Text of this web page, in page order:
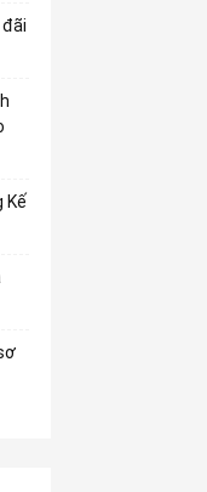
Kế